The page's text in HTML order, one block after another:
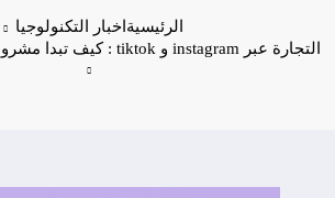
الرئيسية اخبار التكنولوجيا
التجارة عبر instagram و tiktok : كيف تبدا مشروعك الصغير وتسوقه ؟